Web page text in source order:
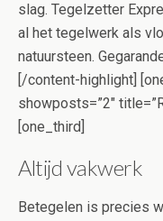
slag. Tegelzetter
al het tegelwerk als
natuursteen.
[/content-highlight]
showposts=”2″
[one_third]
Altijd vakwerk
Betegelen is precies